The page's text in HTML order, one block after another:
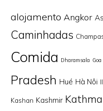
alojamento Angkor
Caminhadas
Comida Dharamsala Goa
Pradesh Hué Hà Nôi
Kashan Kashmir